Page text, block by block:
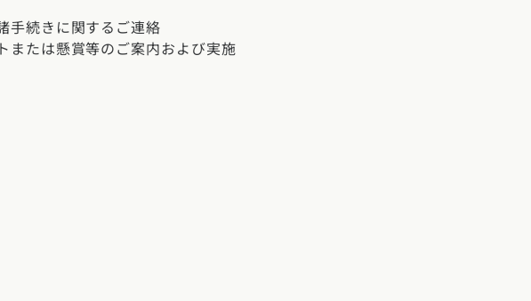
手続きに関するご連絡
たは懸賞等のご案内および実施